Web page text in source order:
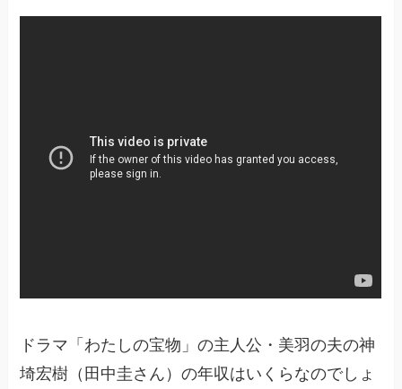
ドラマ「わたしの宝物」の主人公・美羽の夫の神
埼宏樹（田中圭さん）の年収はいくらなのでしょ